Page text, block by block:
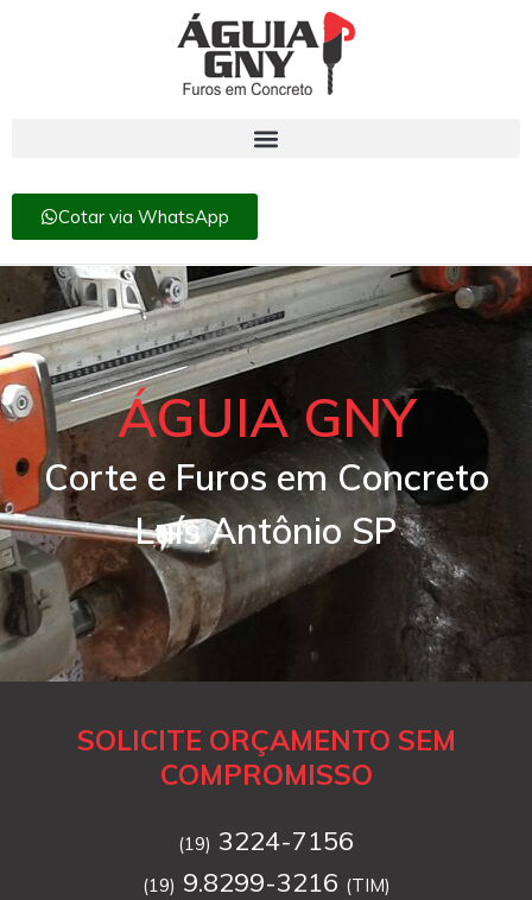
Cotar via WhatsApp
ÁGUIA GNY
Corte e Furos em Concreto
Luís Antônio SP
SOLICITE ORÇAMENTO SEM
COMPROMISSO
(19) 3224-7156
(19) 9.8299-3216 (TIM)